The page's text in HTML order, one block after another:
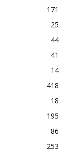
171
25
44
41
14
418
18
195
86
253